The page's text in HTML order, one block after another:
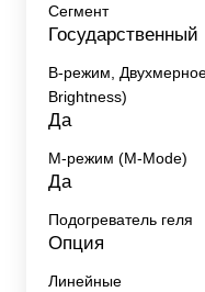
Сегмент
Государственный
B-режим,
Brightness)
Да
M-режим (M-Mode)
Да
Подогреватель геля
Опция
Линейные